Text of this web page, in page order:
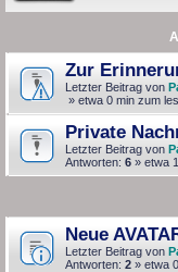
Zur
Letzter Beitrag von
» etwa 0 min zum
Private
Letzter Beitrag von
Antworten: 6 » etwa
Neue
Letzter Beitrag von
Antworten: 2 » etwa